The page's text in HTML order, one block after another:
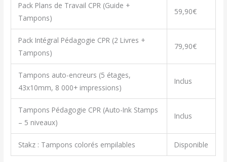
Pack Plans de Travail CPR (Guide +
Tampons)
59,90€
Pack Intégral Pédagogie CPR (2 Livres +
Tampons)
79,90€
Tampons auto-encreurs (5 étages,
43x10mm, 8 000+ impressions)
Inclus
Tampons Pédagogie CPR (Auto-Ink Stamps
– 5 niveaux)
Inclus
Stakz : Tampons colorés empilables Disponible